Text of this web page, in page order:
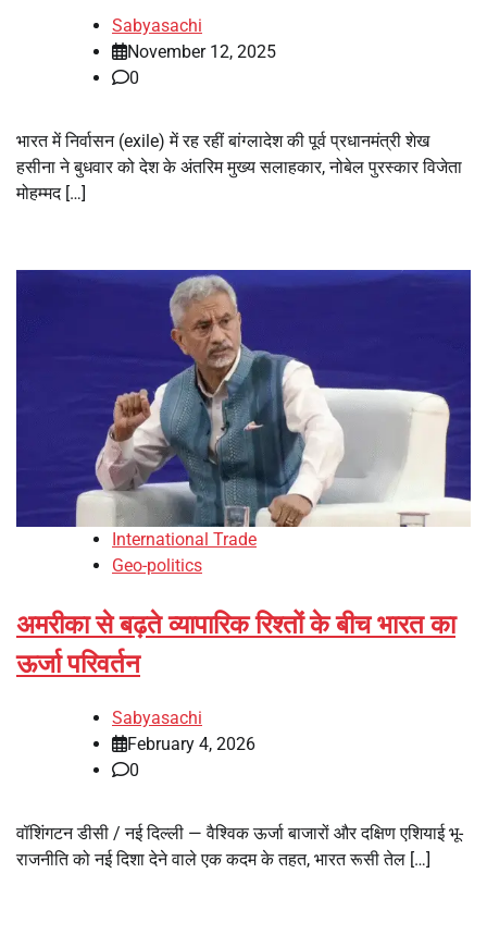
Sabyasachi
November 12, 2025
0
भारत में निर्वासन (exile) में रह रहीं बांग्लादेश की पूर्व प्रधानमंत्री शेख
हसीना ने बुधवार को देश के अंतरिम मुख्य सलाहकार, नोबेल पुरस्कार विजेता
मोहम्मद […]
International Trade
Geo-politics
अमरीका से बढ़ते व्यापारिक रिश्तों के बीच भारत का
ऊर्जा परिवर्तन
Sabyasachi
February 4, 2026
0
वॉशिंगटन डीसी / नई दिल्ली — वैश्विक ऊर्जा बाजारों और दक्षिण एशियाई भू-
राजनीति को नई दिशा देने वाले एक कदम के तहत, भारत रूसी तेल […]